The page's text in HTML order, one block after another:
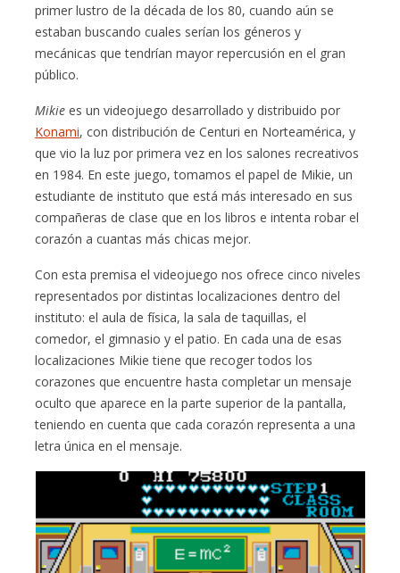
primer lustro de la década de los 80, cuando aún se
estaban buscando cuales serían los géneros y
mecánicas que tendrían mayor repercusión en el gran
público.
Mikie es un videojuego desarrollado y distribuido por
Konami, con distribución de Centuri en Norteamérica, y
que vio la luz por primera vez en los salones recreativos
en 1984. En este juego, tomamos el papel de Mikie, un
estudiante de instituto que está más interesado en sus
compañeras de clase que en los libros e intenta robar el
corazón a cuantas más chicas mejor.
Con esta premisa el videojuego nos ofrece cinco niveles
representados por distintas localizaciones dentro del
instituto: el aula de física, la sala de taquillas, el
comedor, el gimnasio y el patio. En cada una de esas
localizaciones Mikie tiene que recoger todos los
corazones que encuentre hasta completar un mensaje
oculto que aparece en la parte superior de la pantalla,
teniendo en cuenta que cada corazón representa a una
letra única en el mensaje.